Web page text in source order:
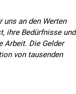
uns an den Werten
ihre Bedürfnisse und
Arbeit. Die Gelder
von tausenden